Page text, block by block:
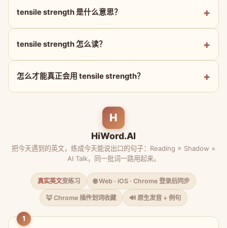
tensile strength 是什么意思？
tensile strength 怎么读？
怎么才能真正会用 tensile strength？
H
HiWord.AI
把今天遇到的英文，练成今天能说出口的句子：Reading × Shadow ×
AI Talk，同一批词一路用起来。
真实英文变练习 🌐 Web · iOS · Chrome 登录后同步
🦊 Chrome 插件划词收藏 🔊 原生发音 + 例句
1